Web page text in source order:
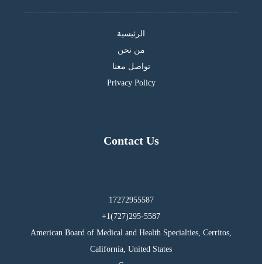
الرئيسية
من نحن
تواصل معنا
Privacy Policy
Contact Us
17272955587
295-5587(727)1+
American Board of Medical and Health Specialties, Cerritos,
California, United States